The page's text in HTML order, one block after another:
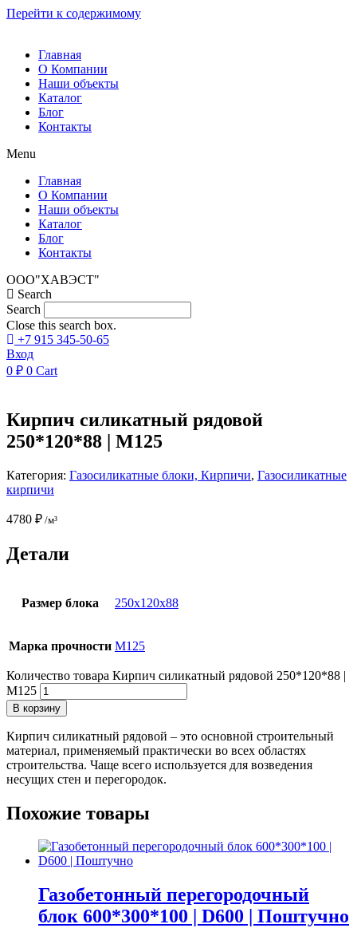
Перейти к содержимому
Главная
О Компании
Наши объекты
Каталог
Блог
Контакты
Menu
Главная
О Компании
Наши объекты
Каталог
Блог
Контакты
ООО"ХАВЭСТ"
Search
Search
Close this search box.
+7 915 345-50-65
Вход
0 ₽ 0 Cart
Кирпич силикатный рядовой
250*120*88 | М125
Категория: Газосиликатные блоки, Кирпичи, Газосиликатные
кирпичи
4780 ₽ /м³
Детали
Размер блока 250x120x88
Марка прочности M125
Количество товара Кирпич силикатный рядовой 250*120*88 |
М125
В корзину
Кирпич силикатный рядовой – это основной строительный
материал, применяемый практически во всех областях
строительства. Чаще всего используется для возведения
несущих стен и перегородок.
Похожие товары
Газобетонный перегородочный
блок 600*300*100 | D600 | Поштучно